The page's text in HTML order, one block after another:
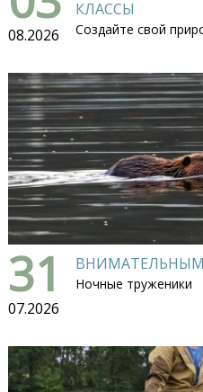
08.2026
КЛАССЫ
Создайте свой
31
07.2026
Ночные труженики